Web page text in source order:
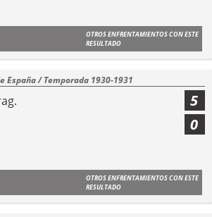
OTROS ENFRENTAMIENTOS CON ESTE
RESULTADO
España / Temporada 1930-1931
5
0
OTROS ENFRENTAMIENTOS CON ESTE
RESULTADO